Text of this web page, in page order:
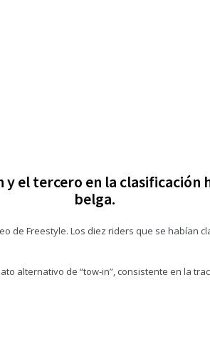
el tercero en la
belga.
de Freestyle. Los diez riders que se
alternativo de “tow-in”, consistente en la